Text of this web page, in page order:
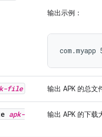
输出示例：
file 输出 APK 的总文
apk-
输出 APK 的下载